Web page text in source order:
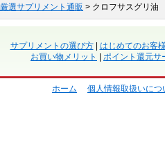
厳選サプリメント通販 > クロフサスグリ油
サプリメントの選び方| はじめてのお客
お買い物メリット
ポイント還元サ
ホーム 個人情報取扱いにつ